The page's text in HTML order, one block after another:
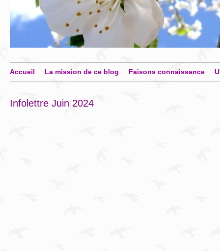
Accueil La mission de ce blog Faisons connaissance
Infolettre Juin 2024